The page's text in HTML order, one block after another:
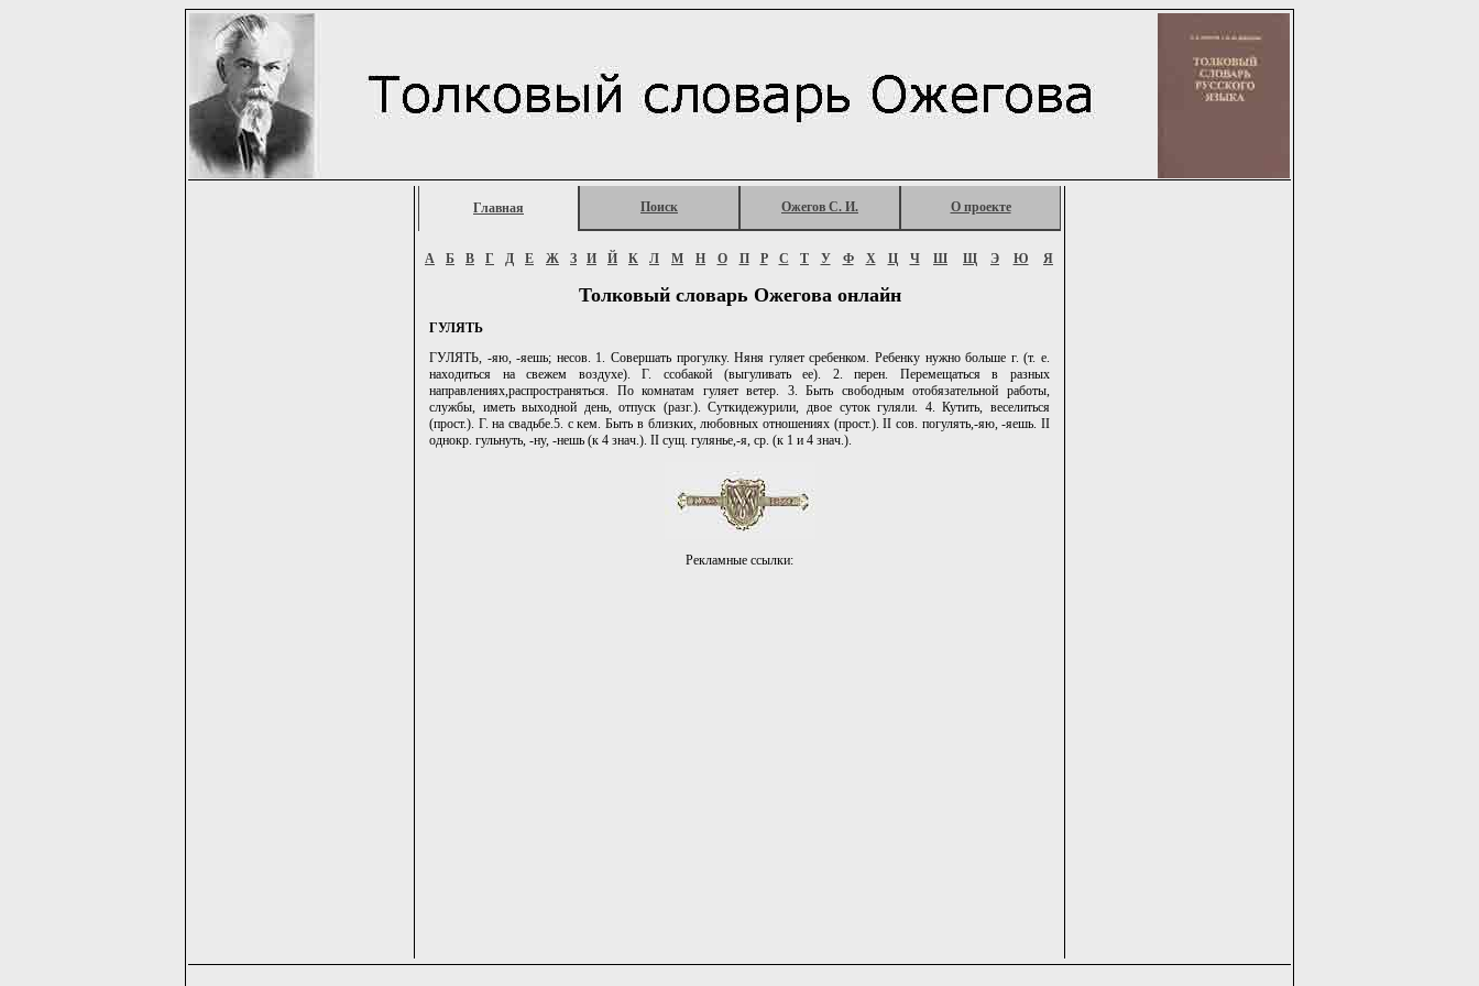
Главная Поиск Ожегов С. И. О проекте
А Б В Г Д Е Ж З И Й К Л М Н О П Р С Т У Ф Х Ц Ч Ш Щ Э Ю Я
Толковый словарь Ожегова онлайн
ГУЛЯТЬ
ГУЛЯТЬ, -яю, -яешь; несов. 1. Совершать прогулку. Няня гуляет сребенком. Ребенку нужно больше г. (т. е.
находиться на свежем воздухе). Г. ссобакой (выгуливать ее). 2. перен. Перемещаться в разных
направлениях,распространяться. По комнатам гуляет ветер. 3. Быть свободным отобязательной работы,
службы, иметь выходной день, отпуск (разг.). Суткидежурили, двое суток гуляли. 4. Кутить, веселиться
(прост.). Г. на свадьбе.5. с кем. Быть в близких, любовных отношениях (прост.). II сов. погулять,-яю, -яешь. II
однокр. гульнуть, -ну, -нешь (к 4 знач.). II сущ. гулянье,-я, ср. (к 1 и 4 знач.).
Рекламные ссылки: